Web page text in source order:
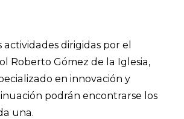
dirigidas por el
Roberto Gómez de la Iglesia,
en innovación y
podrán encontrarse los
una.